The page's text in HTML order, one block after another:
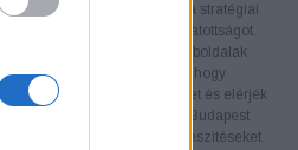
Az értékes tartalom és a stratégiai
használata növeli a látogatottságot.
A nagyvállalati weboldalak
SEO stratégiákat igényelnek, hogy
növeljék online jelenlétüket és elérjék
A keresőoptimalizálás Budapest
támogatja ezeket az erőfeszítéseket.